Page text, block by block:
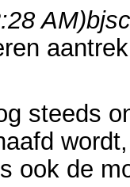
AM)
steeds
ook de